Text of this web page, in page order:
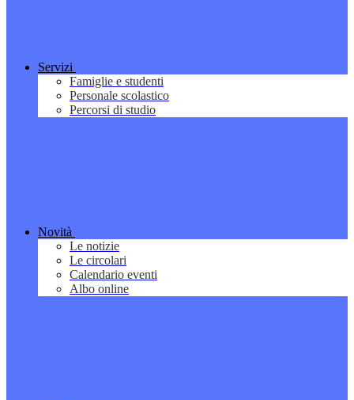
Servizi
Famiglie e studenti
Personale scolastico
Percorsi di studio
Novità
Le notizie
Le circolari
Calendario eventi
Albo online